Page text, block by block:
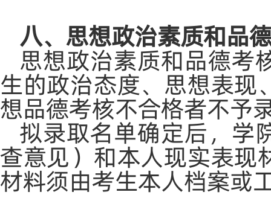
八、思想政治素质和品
思想政治素质和品德考
生的政治态度、思想表现
想品德考核不合格者不予
拟录取名单确定后，学
查意见）和本人现实表现
材料须由考生本人档案或